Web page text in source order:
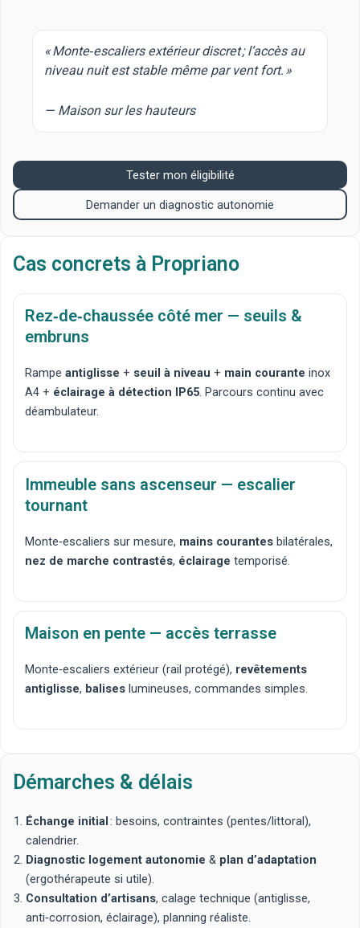
« Monte‑escaliers extérieur discret ; l’accès au
niveau nuit est stable même par vent fort. »
— Maison sur les hauteurs
Tester mon éligibilité
Demander un diagnostic autonomie
Cas concrets à Propriano
Rez‑de‑chaussée côté mer — seuils &
embruns
Rampe antiglisse + seuil à niveau + main courante inox
A4 + éclairage à détection IP65. Parcours continu avec
déambulateur.
Immeuble sans ascenseur — escalier
tournant
Monte‑escaliers sur mesure, mains courantes bilatérales,
nez de marche contrastés, éclairage temporisé.
Maison en pente — accès terrasse
Monte‑escaliers extérieur (rail protégé), revêtements
antiglisse, balises lumineuses, commandes simples.
Démarches & délais
Échange initial: besoins, contraintes (pentes/littoral),
calendrier.
Diagnostic logement autonomie & plan d’adaptation
(ergothérapeute si utile).
Consultation d’artisans, calage technique (antiglisse,
anti‑corrosion, éclairage), planning réaliste.